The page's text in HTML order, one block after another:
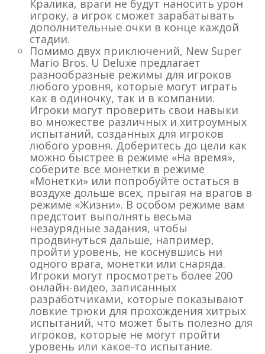
Кралика, враги не будут наносить урон
игроку, а игрок сможет зарабатывать
дополнительные очки в конце каждой
стадии.
Помимо двух приключений, New Super
Mario Bros. U Deluxe предлагает
разнообразные режимы для игроков
любого уровня, которые могут играть
как в одиночку, так и в компании.
Игроки могут проверить свои навыки
во множестве различных и хитроумных
испытаний, созданных для игроков
любого уровня. Доберитесь до цели как
можно быстрее в режиме «На время»,
соберите все монетки в режиме
«Монетки» или попробуйте остаться в
воздухе дольше всех, прыгая на врагов в
режиме «Жизни». В особом режиме вам
предстоит выполнять весьма
незаурядные задания, чтобы
продвинуться дальше, например,
пройти уровень, не коснувшись ни
одного врага, монетки или снаряда.
Игроки могут просмотреть более 200
онлайн-видео, записанных
разработчиками, которые показывают
ловкие трюки для прохождения хитрых
испытаний, что может быть полезно для
игроков, которые не могут пройти
уровень или какое-то испытание.